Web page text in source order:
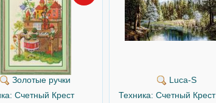
Золотые ручки
Счетный Крест
Luca-S
Техника: Счетный Крест